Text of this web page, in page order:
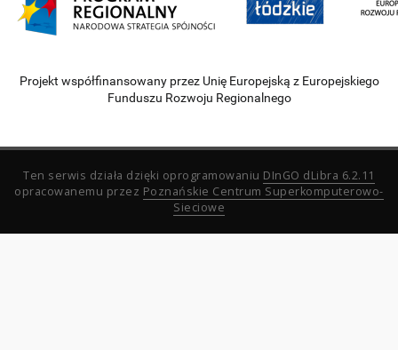
Projekt współfinansowany przez Unię Europejską z Europejskiego
Funduszu Rozwoju Regionalnego
Ten serwis działa dzięki oprogramowaniu DInGO dLibra 6.2.11
opracowanemu przez Poznańskie Centrum Superkomputerowo-
Sieciowe